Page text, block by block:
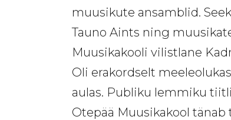
muusikute ansamblid.
Tauno Aints ning
Muusikakooli vilistlane
Oli erakordselt
aulas. Publiku lemmiku
Otepää Muusikakool